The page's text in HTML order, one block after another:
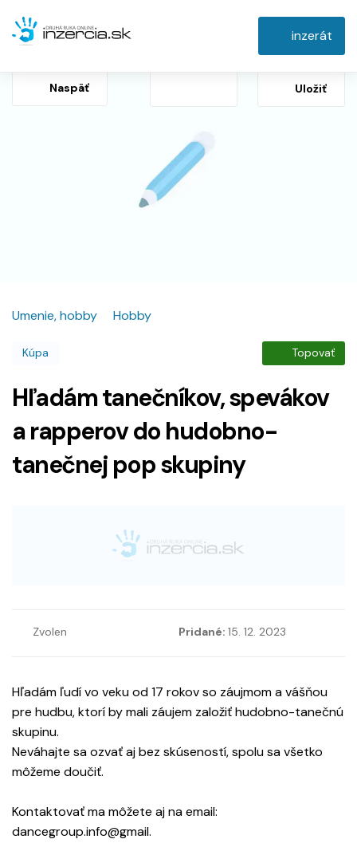
inzerát
Naspäť Uložiť
Umenie, hobby Hobby
Kúpa Topovať
Hľadám tanečníkov, spevákov
a rapperov do hudobno-
tanečnej pop skupiny
Zvolen Pridané: 15. 12. 2023
Hľadám ľudí vo veku od 17 rokov so záujmom a vášňou
pre hudbu, ktorí by mali záujem založiť hudobno-tanečnú
skupinu.
Neváhajte sa ozvať aj bez skúseností, spolu sa všetko
môžeme doučiť.
Kontaktovať ma môžete aj na email:
dancegroup.info@gmail.